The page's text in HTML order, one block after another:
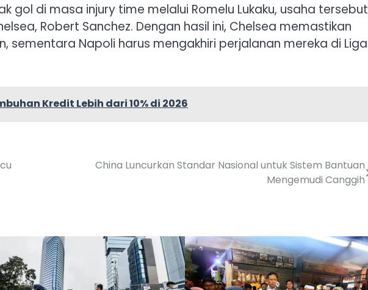
gol di masa injury time melalui Romelu Lukaku, usaha tersebut
Robert Sanchez. Dengan hasil ini, Chelsea memastikan
sementara Napoli harus mengakhiri perjalanan mereka di Liga
Kredit Lebih dari 10% di 2026
China Luncurkan Standar Nasional untuk Sistem Bantuan
Mengemudi Canggih